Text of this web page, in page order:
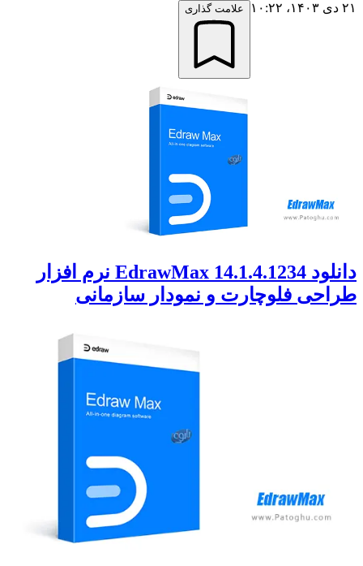
۲۱ دی ۱۴۰۳،‏ ۱۰:۲۲
علامت گذاری
دانلود EdrawMax 14.1.4.1234 نرم افزار
طراحی فلوچارت و نمودار سازمانی